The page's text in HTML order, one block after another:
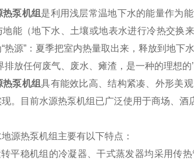
热泵机组 是利用浅层常温地下水的能量作为
能（地下水、土壤或地表水进行冷热交换
热源”：夏季把室内热量取出来，释放到地下
排放任何废气、废水、瘫渣，是一种的理想
热泵机组具有能效比高、结构紧凑、外形美
。目前水源热泵机组已广泛使用于商场、
源热泵机组主要有以下特点：
平稳机组的冷凝器、干式蒸发器均采用传